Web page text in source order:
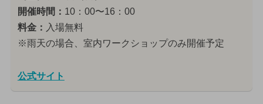
開催時間： 10：00〜16：00
料金： 入場無料
※雨天の場合、室内ワークショップのみ開催予定
公式サイト